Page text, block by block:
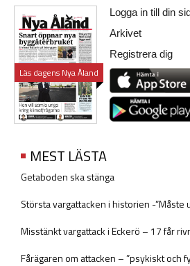
Läs dagens Nya Åland
Logga in till din
Arkivet
Registrera dig
MEST LÄSTA
Getaboden ska stänga
Största vargattacken i historien -”Måste
Misstänkt vargattack i Eckerö – 17 får
Fårägaren om attacken – ”psykiskt och